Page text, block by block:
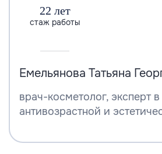
22 лет
стаж работы
Емельянова Татьяна
врач-косметолог, эксперт в
антивозрастной и